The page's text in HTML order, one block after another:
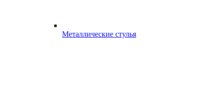
Металлические стулья